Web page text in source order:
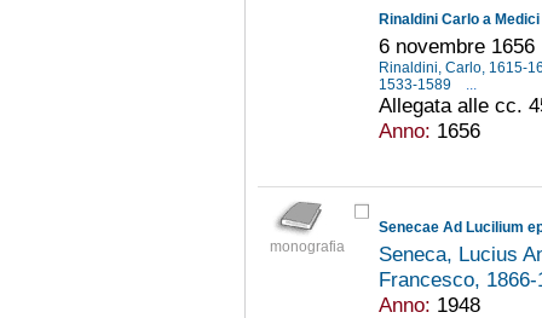
Rinaldini Carlo a
6 novembre 1656
Rinaldini, Carlo, 1615-
1533-1589
Allegata alle cc.
Anno: 1656
monografia
Senecae Ad Lucilium
Seneca, Lucius
Francesco,
Anno: 1948